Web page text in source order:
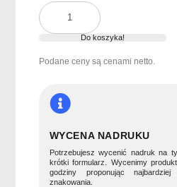
ilość
27-
parasol
Do koszyka!
Podane ceny są cenami netto.
WYCENA NADRUKU
Potrzebujesz wycenić nadruk na
krótki formularz. Wycenimy
godziny proponując najbardziej
znakowania.